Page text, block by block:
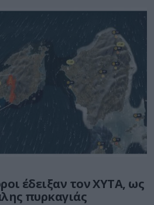
έδειξαν τον ΧΥΤΑ, ως
πυρκαγιάς